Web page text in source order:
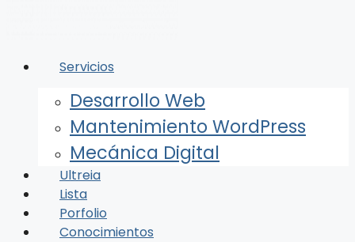
Servicios
Desarrollo Web
Mantenimiento WordPress
Mecánica Digital
Ultreia
Lista
Porfolio
Conocimientos